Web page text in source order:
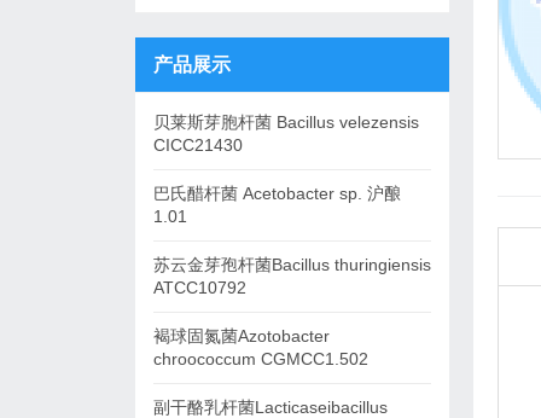
产品展示
贝莱斯芽胞杆菌 Bacillus velezensis
CICC21430
巴氏醋杆菌 Acetobacter sp. 沪酿
1.01
苏云金芽孢杆菌Bacillus thuringiensis
ATCC10792
褐球固氮菌Azotobacter
chroococcum CGMCC1.502
副干酪乳杆菌Lacticaseibacillus